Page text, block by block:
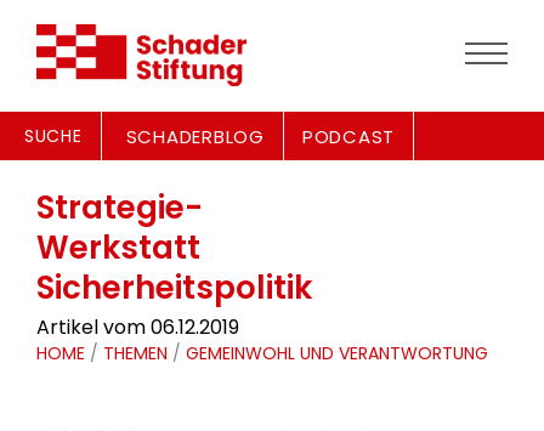
SUCHE SCHADERBLOG PODCAST
Strategie-
Werkstatt
Sicherheitspolitik
Artikel vom 06.12.2019
HOME / THEMEN / GEMEINWOHL UND VERANTWORTUNG